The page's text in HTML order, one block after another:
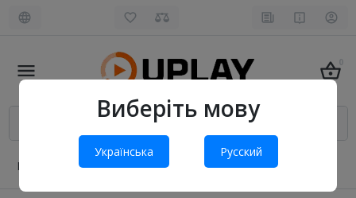
Виберіть мову
Українська Русский
0
Про нас Оплата і доставка Обмін та повернення